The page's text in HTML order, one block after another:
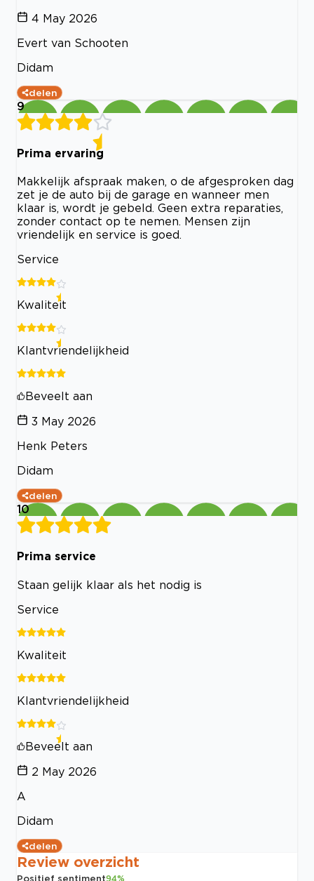
4 May 2026
Evert van Schooten
Didam
delen
9
Prima ervaring
Makkelijk afspraak maken, o de afgesproken dag
zet je de auto bij de garage en wanneer men
klaar is, wordt je gebeld. Geen extra reparaties,
zonder contact op te nemen. Mensen zijn
vriendelijk en service is goed.
Service
Kwaliteit
Klantvriendelijkheid
Beveelt aan
3 May 2026
Henk Peters
Didam
delen
10
Prima service
Staan gelijk klaar als het nodig is
Service
Kwaliteit
Klantvriendelijkheid
Beveelt aan
2 May 2026
A
Didam
delen
Review overzicht
Positief sentiment94%